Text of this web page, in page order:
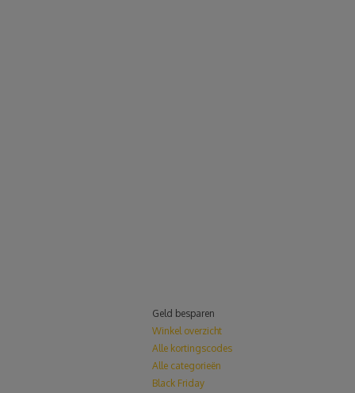
Geld besparen
Winkel overzicht
Alle kortingscodes
Alle categorieën
Black Friday